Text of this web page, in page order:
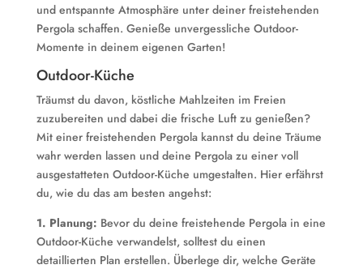
und entspannte Atmosphäre unter deiner freistehenden
Pergola schaffen. Genieße unvergessliche Outdoor-
Momente in deinem eigenen Garten!
Outdoor-Küche
Träumst du davon, köstliche Mahlzeiten im Freien
zuzubereiten und dabei die frische Luft zu genießen?
Mit einer freistehenden Pergola kannst du deine Träume
wahr werden lassen und deine Pergola zu einer voll
ausgestatteten Outdoor-Küche umgestalten. Hier erfährst
du, wie du das am besten angehst:
1. Planung: Bevor du deine freistehende Pergola in eine
Outdoor-Küche verwandelst, solltest du einen
detaillierten Plan erstellen. Überlege dir, welche Geräte